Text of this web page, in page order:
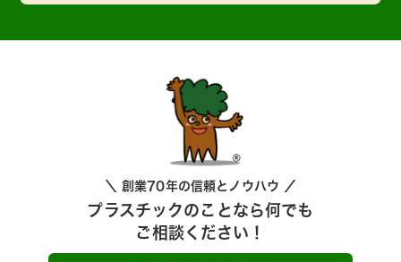
＼ 創業70年の信頼とノウハウ ／
プラスチックのことなら何でも
ご相談ください！